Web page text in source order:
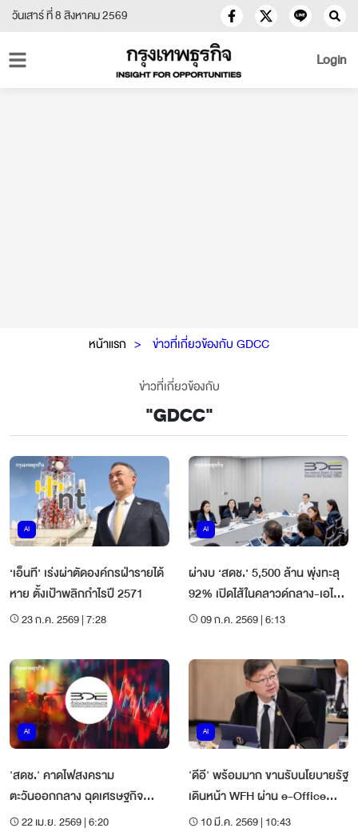
วันเสาร์ ที่ 8 สิงหาคม 2569
Login
หน้าแรก ข่าวที่เกี่ยวข้องกับ GDCC
ข่าวที่เกี่ยวข้องกับ
"GDCC"
AI
‘เอ็นที’ เร่งผ่าตัดองค์กรฝ่ารายได้
หาย ตั้งเป้าพลิกกำไรปี 2571
23 ก.ค. 2569 | 7:28
AI
ผ่างบ ‘สดช.’ 5,500 ล้าน พุ่งทะลุ
92% เปิดไส้ในคลาวด์กลาง-เอไอ
รับแผนปี70
09 ก.ค. 2569 | 6:13
AI
'สดช.' คาดไฟสงคราม
ตะวันออกกลาง ฉุดเศรษฐกิจ
ดิจิทัลเสี่ยงวูบ 1.44 แสนล้าน
22 เม.ย. 2569 | 6:20
AI
'ดีอี' พร้อมมาก ขานรับนโยบายรัฐ
เดินหน้า WFH ผ่าน e-Office
หนุนรัฐดิจิทัลประหยัดพลังงาน
10 มี.ค. 2569 | 10:43